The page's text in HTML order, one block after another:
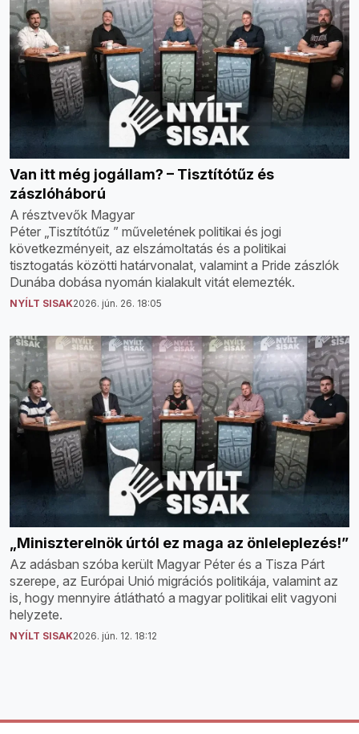
Van itt még jogállam? – Tisztítótűz és
zászlóháború
A résztvevők Magyar
Péter „Tisztítótűz ” műveletének politikai és jogi
következményeit, az elszámoltatás és a politikai
tisztogatás közötti határvonalat, valamint a Pride zászlók
Dunába dobása nyomán kialakult vitát elemezték.
NYÍLT SISAK2026. jún. 26. 18:05
„Miniszterelnök úrtól ez maga az önleleplezés!”
Az adásban szóba került Magyar Péter és a Tisza Párt
szerepe, az Európai Unió migrációs politikája, valamint az
is, hogy mennyire átlátható a magyar politikai elit vagyoni
helyzete.
NYÍLT SISAK2026. jún. 12. 18:12